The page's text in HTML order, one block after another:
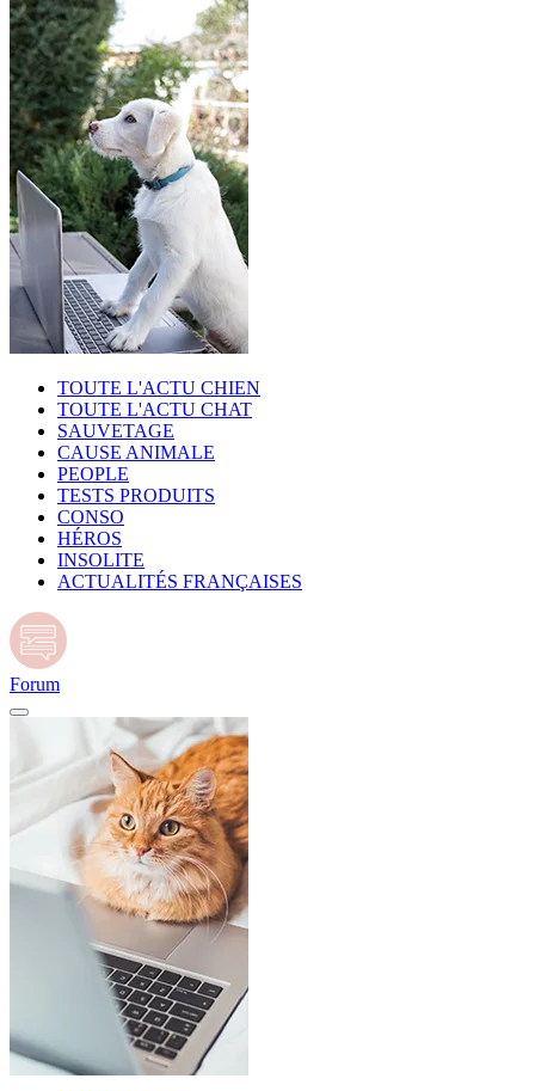
TOUTE L'ACTU CHIEN
TOUTE L'ACTU CHAT
SAUVETAGE
CAUSE ANIMALE
PEOPLE
TESTS PRODUITS
CONSO
HÉROS
INSOLITE
ACTUALITÉS FRANÇAISES
Forum